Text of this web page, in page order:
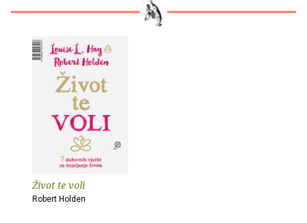
Život te voli
Robert Holden